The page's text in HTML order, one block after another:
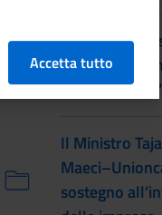
Prete: “Fare
far vincere le
mercati esteri”
Il Ministro
sostegno
Accetta tutto